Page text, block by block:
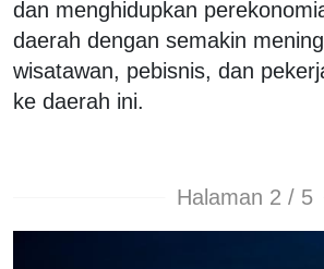
dan menghidupkan
daerah dengan semakin
wisatawan, pebisnis, dan
ke daerah ini.
Halaman 2 / 5